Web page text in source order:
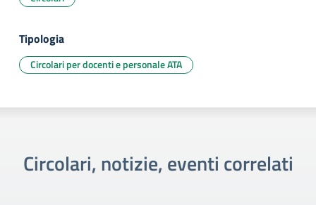
Tipologia
Circolari per docenti e personale ATA
Circolari, notizie, eventi correlati